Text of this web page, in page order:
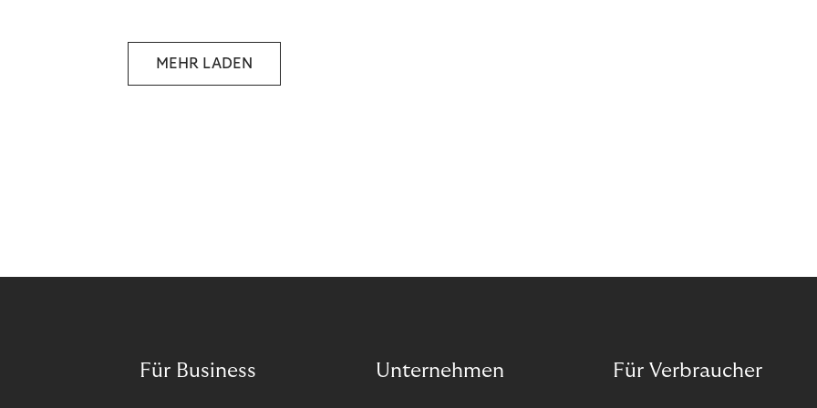
MEHR LADEN
Für Business Unternehmen Für Verbraucher